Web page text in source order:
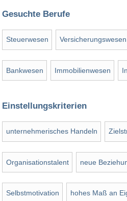
Gesuchte Berufe
Steuerwesen Versicherungswesen
Bankwesen Immobilienwesen
Einstellungskriterien
unternehmerisches Handeln
Organisationstalent neue
Selbstmotivation hohes Maß an